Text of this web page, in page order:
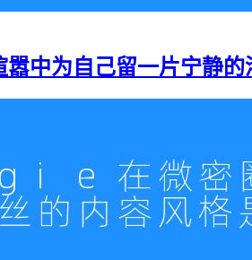
嚣中为自己留一片宁静的